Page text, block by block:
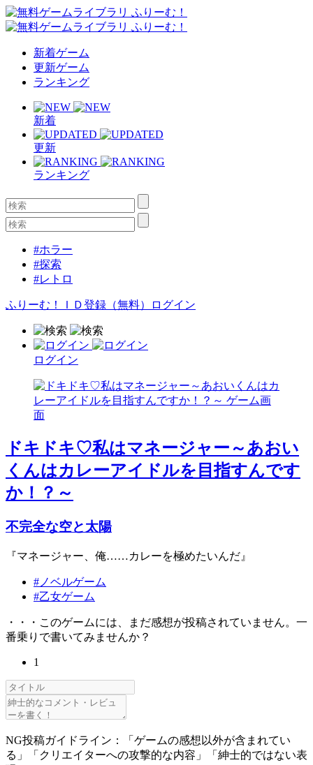
新着ゲーム
更新ゲーム
ランキング
新着
更新
ランキング
#ホラー
#探索
#レトロ
ふりーむ！ＩＤ登録（無料） ログイン
ログイン
ドキドキ♡私はマネージャー～あおい
くんはカレーアイドルを目指すんです
か！？～
不完全な空と太陽
『マネージャー、俺……カレーを極めたいんだ』
#ノベルゲーム
#乙女ゲーム
・・・このゲームには、まだ感想が投稿されていません。一
番乗りで書いてみませんか？
1
NG投稿ガイドライン：「ゲームの感想以外が含まれてい
る」「クリエイターへの攻撃的な内容」「紳士的ではない表